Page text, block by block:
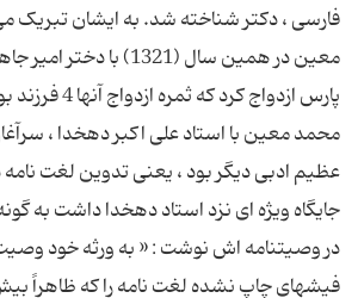
فارسی ، دکتر شناخته شد. به ایشان تبریک
معین در همین سال (1321) با
پارس ازدواج کرد
محمد معین با استاد علی اکبر دهخدا ،
عظیم ادبی دیگر بود ، یعنی تدوین لغت
جایگاه ویژه ای نزد استاد دهخدا داشت به
در وصیتنامه اش نوشت : « به ورثه خود
فیشهای چاپ نشده لغت نامه را که ظاهراً